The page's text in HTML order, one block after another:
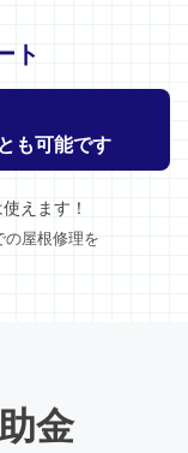
ト
も可能です
えます！
屋根修理を
金